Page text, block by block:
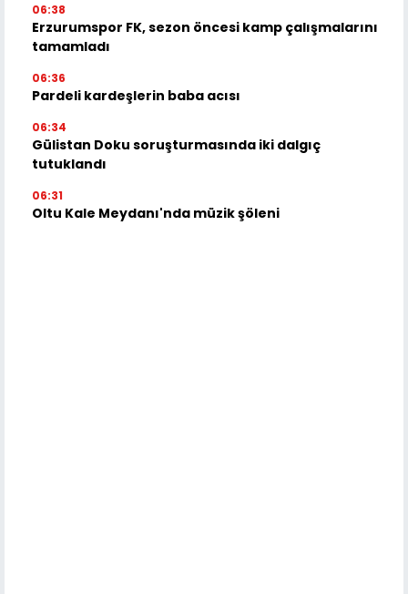
06:38
Erzurumspor FK, sezon öncesi kamp çalışmalarını
tamamladı
06:36
Pardeli kardeşlerin baba acısı
06:34
Gülistan Doku soruşturmasında iki dalgıç
tutuklandı
06:31
Oltu Kale Meydanı'nda müzik şöleni